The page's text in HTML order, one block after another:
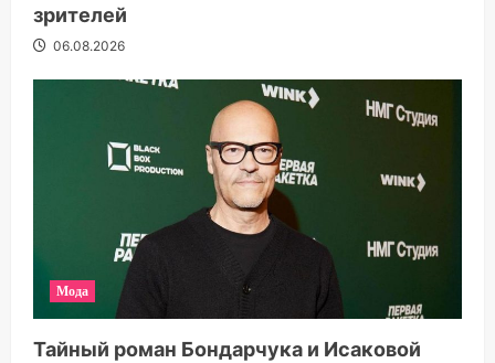
зрителей
06.08.2026
Мода
Тайный роман Бондарчука и Исаковой